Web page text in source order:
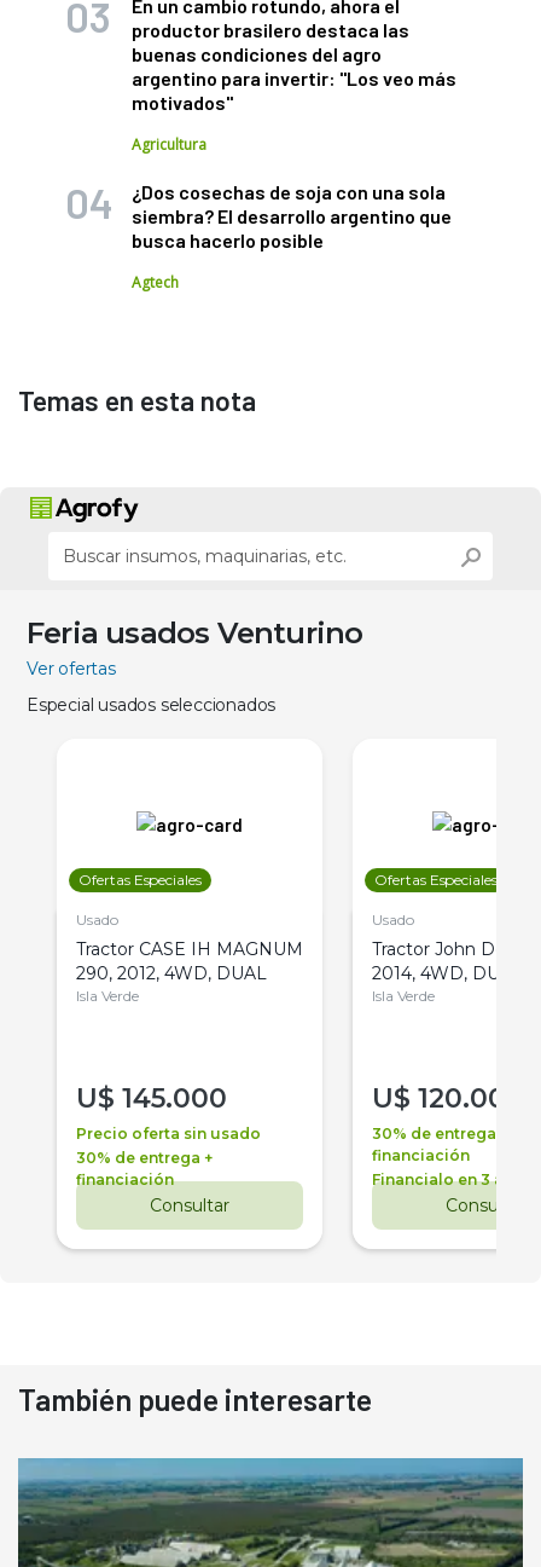
En un cambio rotundo, ahora el
productor brasilero destaca las
buenas condiciones del agro
argentino para invertir: "Los veo más
motivados"
Agricultura
¿Dos cosechas de soja con una sola
siembra? El desarrollo argentino que
busca hacerlo posible
Agtech
Temas en esta nota
Feria usados Venturino
Ver ofertas
Especial usados seleccionados
Ofertas Especiales
Usado
Tractor CASE IH MAGNUM
290, 2012, 4WD, DUAL
Isla Verde
U$ 145.000
Precio oferta sin usado
30% de entrega +
financiación
Consultar
Ofertas Especiales
Usado
Tractor John Deere
2014, 4WD, DUAL
Isla Verde
U$ 120.000
30% de entrega +
financiación
Financialo en 3 años
Consultar
También puede interesarte